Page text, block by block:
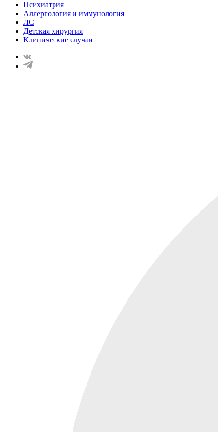
Психиатрия
Аллергология и иммунология
ЛС
Детская хирургия
Клинические случаи